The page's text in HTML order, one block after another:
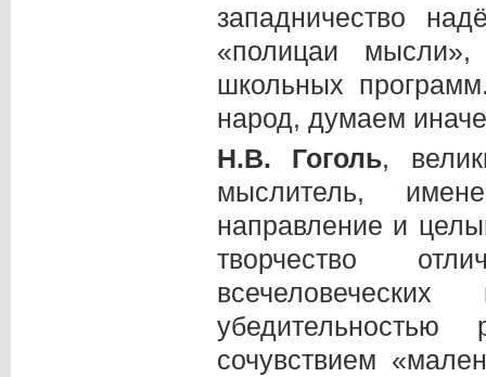
западничество
«полицаи
школьных
народ, думаем
Н.В. Гоголь,
мыслитель,
направление и
творчество
сочувствием